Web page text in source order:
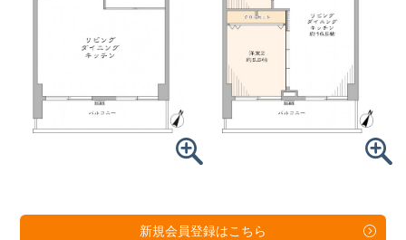
新規会員登録はこちら